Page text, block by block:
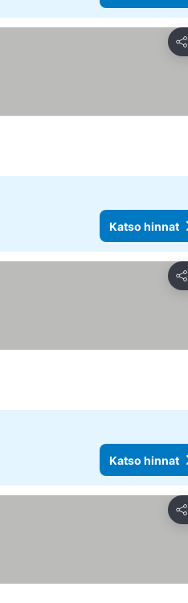
Jaa
Katso hinnat
Jaa
Katso hinnat
Jaa